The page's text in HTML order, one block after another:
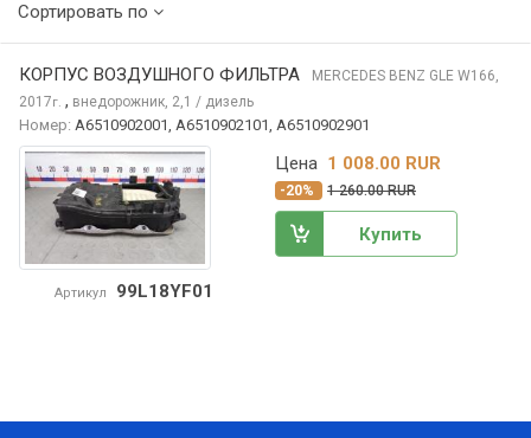
Сортировать по
КОРПУС ВОЗДУШНОГО ФИЛЬТРА MERCEDES BENZ GLE W166,
2017г. , внедорожник, 2,1 / дизель
Номер: A6510902001, A6510902101, A6510902901
Артикул 99L18YF01
Цена 1 008.00 RUR
-20% 1 260.00 RUR
Купить